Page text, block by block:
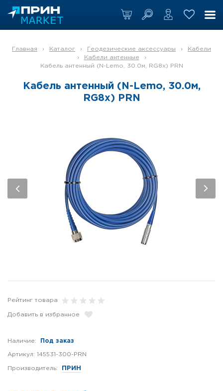
Главная › Каталог › Геодезические аксессуары ›
Кабели
›
Кабели антенные
›
Кабель антенный (N-Lemo, 30.0м, RG8x) PRN
Кабель антенный (N-Lemo, 30.0м,
RG8x) PRN
Рейтинг товара
Добавить в избранное
Наличие: Под заказ
Артикул: 145531-300-PRN
Производитель: ПРИН